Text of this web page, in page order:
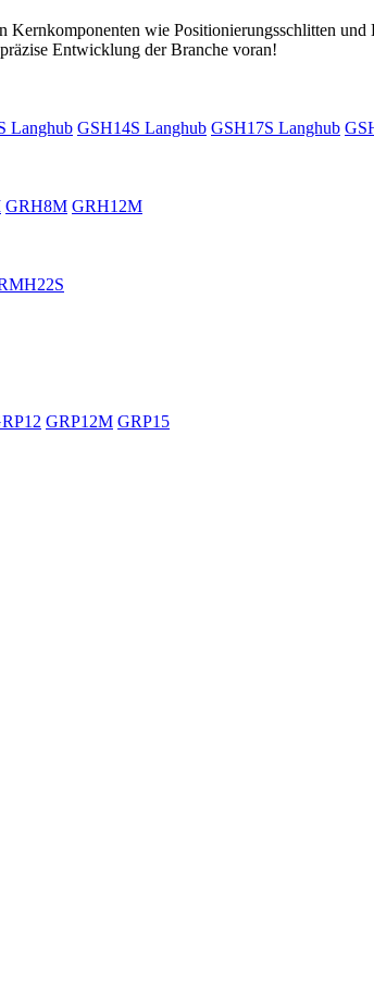
wie Positionierungsschlitten
Entwicklung der Branche voran!
Langhub GSH14S Langhub GSH17S Langhub
GRH8M GRH12M
GRP12M GRP15